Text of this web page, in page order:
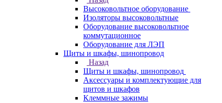
Высоковольтное оборудование
Изоляторы высоковольтные
Оборудование высоковольтное
коммутационное
Оборудование для ЛЭП
Щиты и шкафы, шинопровод
Назад
Щиты и шкафы, шинопровод
Аксессуары и комплектующие для
щитов и шкафов
Клеммные зажимы